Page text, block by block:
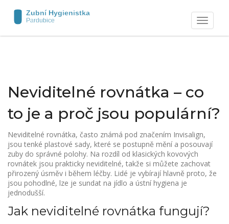
Zobrazit
navigaci
Neviditelné rovnátka – co
to je a proč jsou populární?
Neviditelné rovnátka, často známá pod značením Invisalign,
jsou tenké plastové sady, které se postupně mění a posouvají
zuby do správné polohy. Na rozdíl od klasických kovových
rovnátek jsou prakticky neviditelné, takže si můžete zachovat
přirozený úsměv i během léčby. Lidé je vybírají hlavně proto, že
jsou pohodlné, lze je sundat na jídlo a ústní hygiena je
jednodušší.
Jak neviditelné rovnátka fungují?